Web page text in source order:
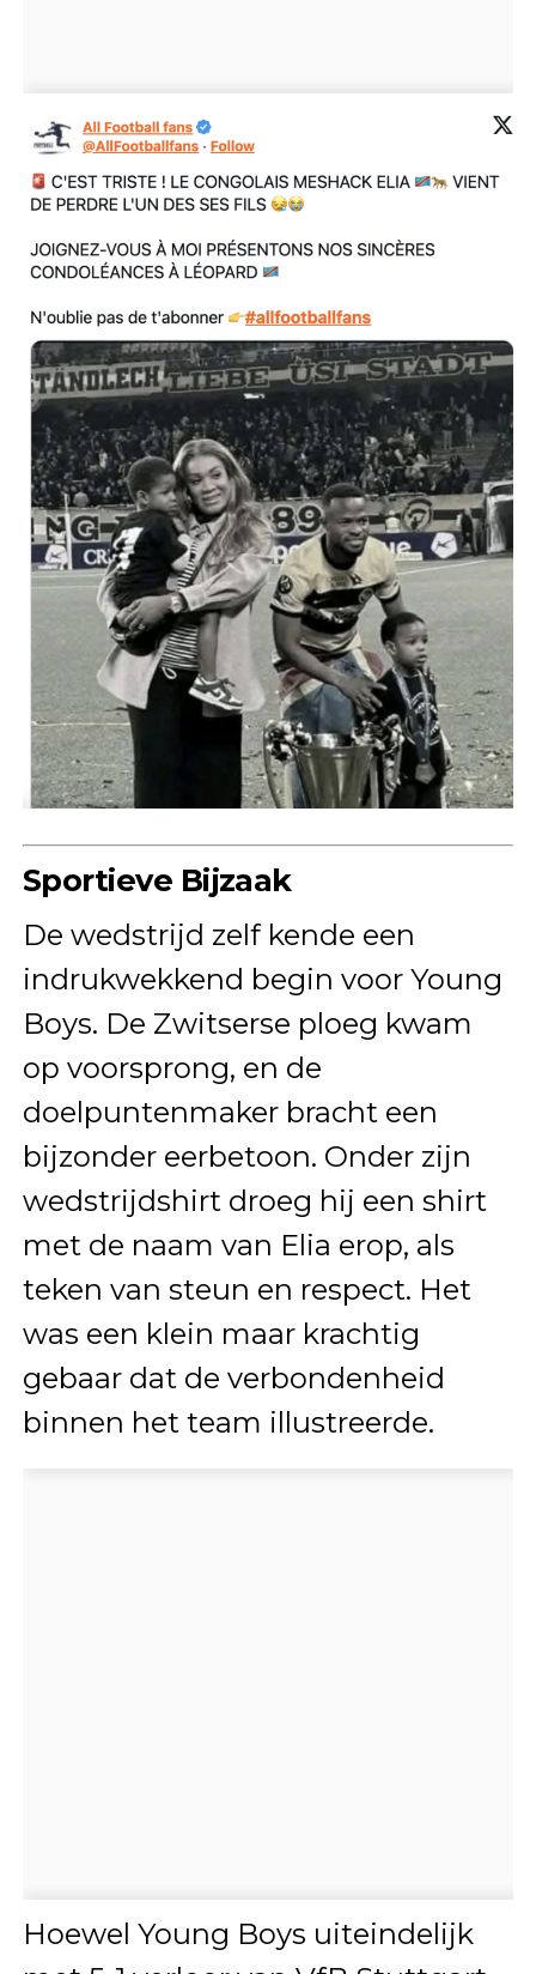
Sportieve Bijzaak
De wedstrijd zelf kende een
indrukwekkend begin voor Young
Boys. De Zwitserse ploeg kwam
op voorsprong, en de
doelpuntenmaker bracht een
bijzonder eerbetoon. Onder zijn
wedstrijdshirt droeg hij een shirt
met de naam van Elia erop, als
teken van steun en respect. Het
was een klein maar krachtig
gebaar dat de verbondenheid
binnen het team illustreerde.
Hoewel Young Boys uiteindelijk